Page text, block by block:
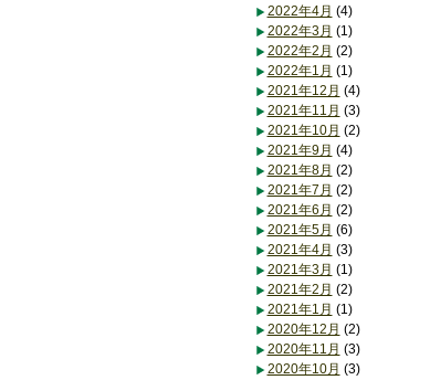
2022年4月 (4)
2022年3月 (1)
2022年2月 (2)
2022年1月 (1)
2021年12月 (4)
2021年11月 (3)
2021年10月 (2)
2021年9月 (4)
2021年8月 (2)
2021年7月 (2)
2021年6月 (2)
2021年5月 (6)
2021年4月 (3)
2021年3月 (1)
2021年2月 (2)
2021年1月 (1)
2020年12月 (2)
2020年11月 (3)
2020年10月 (3)